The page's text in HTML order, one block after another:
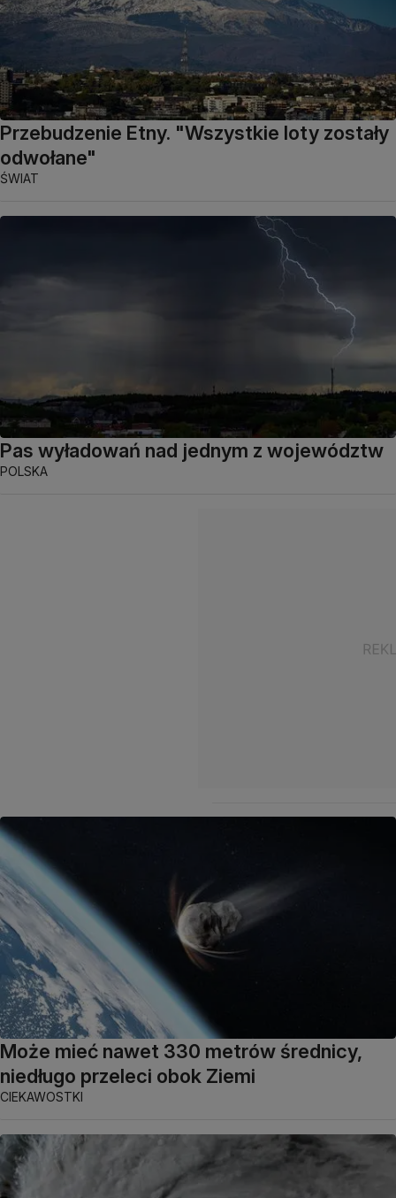
Przebudzenie Etny. "Wszystkie loty zostały
odwołane"
ŚWIAT
Pas wyładowań nad jednym z województw
POLSKA
Może mieć nawet 330 metrów średnicy,
niedługo przeleci obok Ziemi
CIEKAWOSTKI